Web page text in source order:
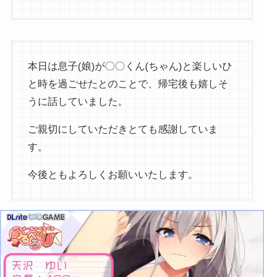
本日は息子(娘)が〇〇くん(ちゃん)と楽しいひ
と時を過ごせたとのことで、帰宅後も嬉しそ
うに話していました。
ご親切にしていただきとても感謝していま
す。
今後ともよろしくお願いいたします。